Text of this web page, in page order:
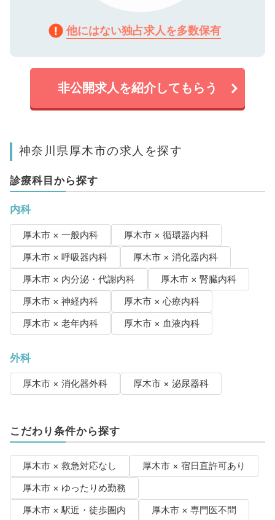
他にはない独占求人を多数保有
非公開求人を紹介してもらう
神奈川県厚木市の求人を探す
診療科目から探す
内科
厚木市 × 一般内科
厚木市 × 循環器内科
厚木市 × 呼吸器内科
厚木市 × 消化器内科
厚木市 × 内分泌・代謝内科
厚木市 × 腎臓内科
厚木市 × 神経内科
厚木市 × 心療内科
厚木市 × 老年内科
厚木市 × 血液内科
外科
厚木市 × 消化器外科 厚木市 × 泌尿器科
こだわり条件から探す
厚木市 × 救急対応なし
厚木市 × 宿日直許可あり
厚木市 × ゆったりめ勤務
厚木市 × 駅近・徒歩圏内
厚木市 × 専門医不問